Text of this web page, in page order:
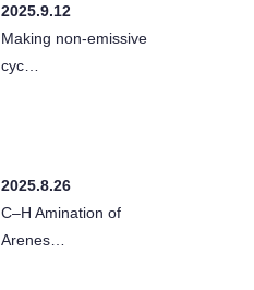
2025.9.12
Making non-emissive
cyc…
2025.8.26
C–H Amination of
Arenes…